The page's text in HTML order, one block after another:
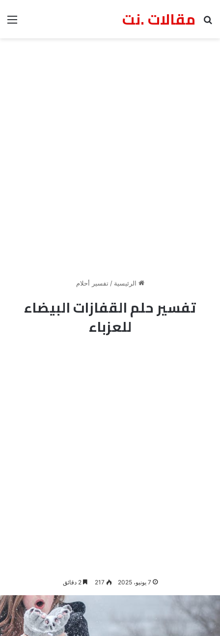
مقالات .نت
بحث عن
الرئيسية / تفسير أحلام
تفسير حلم القفازات البيضاء
للعزباء
7 يونيو، 2025 217 2 دقائق